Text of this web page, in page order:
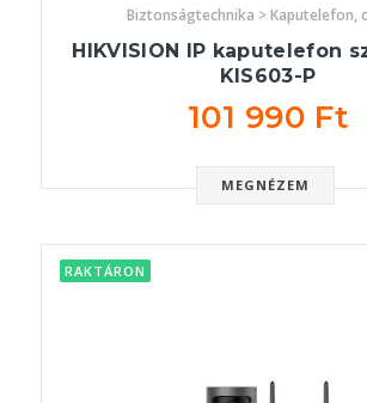
Biztonságtechnika > Kaputelefon,
HIKVISION IP kaputelefon
KIS603-P
101 990 Ft
MEGNÉZEM
RAKTÁRON